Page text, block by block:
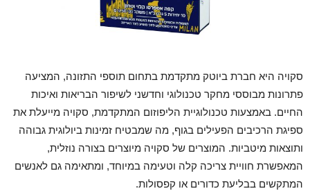
סקויה היא חברת ביוטק מתקדמת בתחום תוספי התזונה, המציעה
פתרונות מבוססי מחקר טכנולוגי וחדשני לשיפור הבריאות ואיכות
החיים. באמצעות טכנולוגיית הליפוזום המתקדמת, סקויה מייעלת את
ספיגת הרכיבים הפעילים בגוף, מה שמבטיח זמינות ביולוגית גבוהה
ותוצאות מיטביות. המוצרים של סקויה מיוצרים בצורה נוזלית,
המאפשרת חוויית צריכה קלה וטעימה במיוחד, ומתאימה גם לאנשים
המתקשים בבליעת כדורים או קפסולות.